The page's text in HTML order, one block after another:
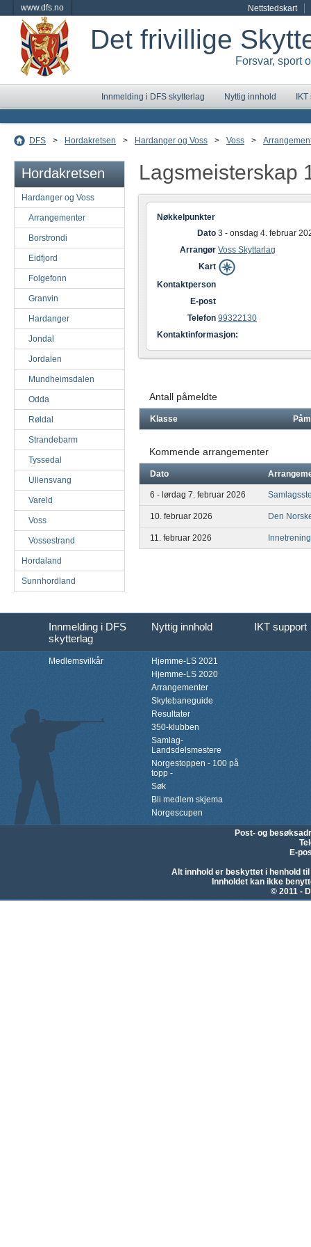
www.dfs.no Nettstedskart
Det frivillige
Forsvar, sport
Innmelding i DFS skytterlag Nyttig innhold
DFS > Hordakretsen > Hardanger og Voss > Voss >
Hordakretsen
Hardanger og Voss
Arrangementer
Borstrondi
Eidfjord
Folgefonn
Granvin
Hardanger
Jondal
Jordalen
Mundheimsdalen
Odda
Røldal
Strandebarm
Tyssedal
Ullensvang
Vareld
Voss
Vossestrand
Hordaland
Sunnhordland
Lagsmeisterskap
Nøkkelpunkter
Dato 3 - onsdag 4. februar
Arrangør Voss Skyttarlag
Kart
Kontaktperson
E-post
Telefon 99322130
Kontaktinformasjon:
Antall påmeldte
Klasse
Kommende arrangementer
Dato
6 - lørdag 7. februar 2026
10. februar 2026 Den
11. februar 2026 Innetrening
Innmelding i DFS
skytterlag
Nyttig innhold IKT support
Medlemsvilkår
Hjemme-LS 2021
Hjemme-LS 2020
Arrangementer
Skytebaneguide
Resultater
350-klubben
Samlag-
Landsdelsmestere
Norgestoppen - 100 på
topp -
Søk
Bli medlem skjema
Norgescupen
Post- og
E-
Alt innhold er beskyttet i henhold
Innholdet kan ikke
© 2011 -